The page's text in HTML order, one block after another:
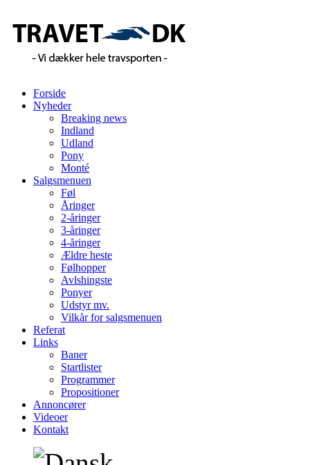
Forside
Nyheder
Breaking news
Indland
Udland
Pony
Monté
Salgsmenuen
Føl
Åringer
2-åringer
3-åringer
4-åringer
Ældre heste
Følhopper
Avlshingste
Ponyer
Udstyr mv.
Vilkår for salgsmenuen
Referat
Links
Baner
Startlister
Programmer
Propositioner
Annoncører
Videoer
Kontakt